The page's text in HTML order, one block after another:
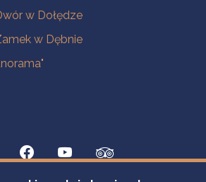
w Dołędze
w Dębnie